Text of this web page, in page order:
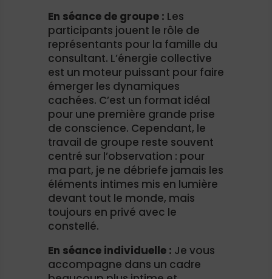
En séance de groupe : Les
participants jouent le rôle de
représentants pour la famille du
consultant. L’énergie collective
est un moteur puissant pour faire
émerger les dynamiques
cachées. C’est un format idéal
pour une première grande prise
de conscience. Cependant, le
travail de groupe reste souvent
centré sur l’observation : pour
ma part, je ne débriefe jamais les
éléments intimes mis en lumière
devant tout le monde, mais
toujours en privé avec le
constellé.
En séance individuelle : Je vous
accompagne dans un cadre